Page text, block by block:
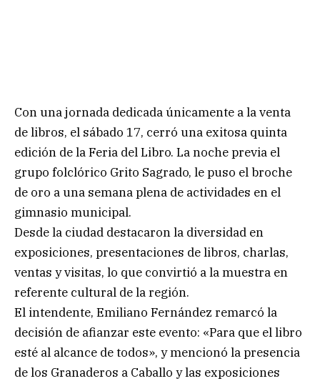
Con una jornada dedicada únicamente a la venta
de libros, el sábado 17, cerró una exitosa quinta
edición de la Feria del Libro. La noche previa el
grupo folclórico Grito Sagrado, le puso el broche
de oro a una semana plena de actividades en el
gimnasio municipal.
Desde la ciudad destacaron la diversidad en
exposiciones, presentaciones de libros, charlas,
ventas y visitas, lo que convirtió a la muestra en
referente cultural de la región.
El intendente, Emiliano Fernández remarcó la
decisión de afianzar este evento: «Para que el libro
esté al alcance de todos», y mencionó la presencia
de los Granaderos a Caballo y las exposiciones